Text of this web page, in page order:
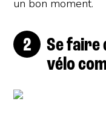
un bon moment.
Se faire
vélo